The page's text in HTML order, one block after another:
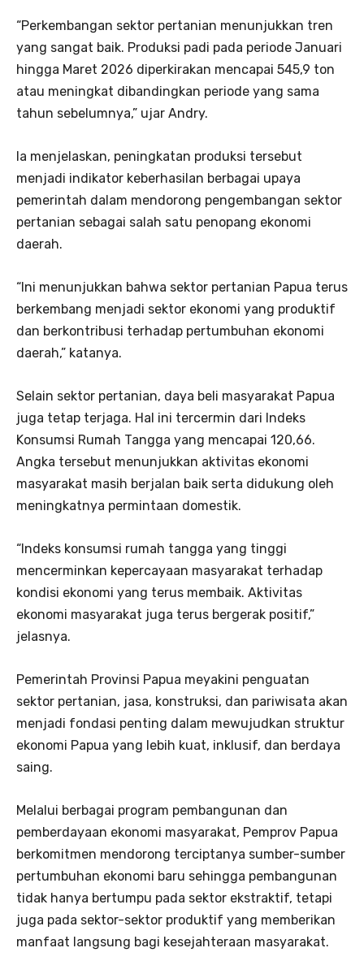
“Perkembangan sektor pertanian menunjukkan tren
yang sangat baik. Produksi padi pada periode Januari
hingga Maret 2026 diperkirakan mencapai 545,9 ton
atau meningkat dibandingkan periode yang sama
tahun sebelumnya,” ujar Andry.
Ia menjelaskan, peningkatan produksi tersebut
menjadi indikator keberhasilan berbagai upaya
pemerintah dalam mendorong pengembangan sektor
pertanian sebagai salah satu penopang ekonomi
daerah.
“Ini menunjukkan bahwa sektor pertanian Papua terus
berkembang menjadi sektor ekonomi yang produktif
dan berkontribusi terhadap pertumbuhan ekonomi
daerah,” katanya.
Selain sektor pertanian, daya beli masyarakat Papua
juga tetap terjaga. Hal ini tercermin dari Indeks
Konsumsi Rumah Tangga yang mencapai 120,66.
Angka tersebut menunjukkan aktivitas ekonomi
masyarakat masih berjalan baik serta didukung oleh
meningkatnya permintaan domestik.
“Indeks konsumsi rumah tangga yang tinggi
mencerminkan kepercayaan masyarakat terhadap
kondisi ekonomi yang terus membaik. Aktivitas
ekonomi masyarakat juga terus bergerak positif,”
jelasnya.
Pemerintah Provinsi Papua meyakini penguatan
sektor pertanian, jasa, konstruksi, dan pariwisata akan
menjadi fondasi penting dalam mewujudkan struktur
ekonomi Papua yang lebih kuat, inklusif, dan berdaya
saing.
Melalui berbagai program pembangunan dan
pemberdayaan ekonomi masyarakat, Pemprov Papua
berkomitmen mendorong terciptanya sumber-sumber
pertumbuhan ekonomi baru sehingga pembangunan
tidak hanya bertumpu pada sektor ekstraktif, tetapi
juga pada sektor-sektor produktif yang memberikan
manfaat langsung bagi kesejahteraan masyarakat.